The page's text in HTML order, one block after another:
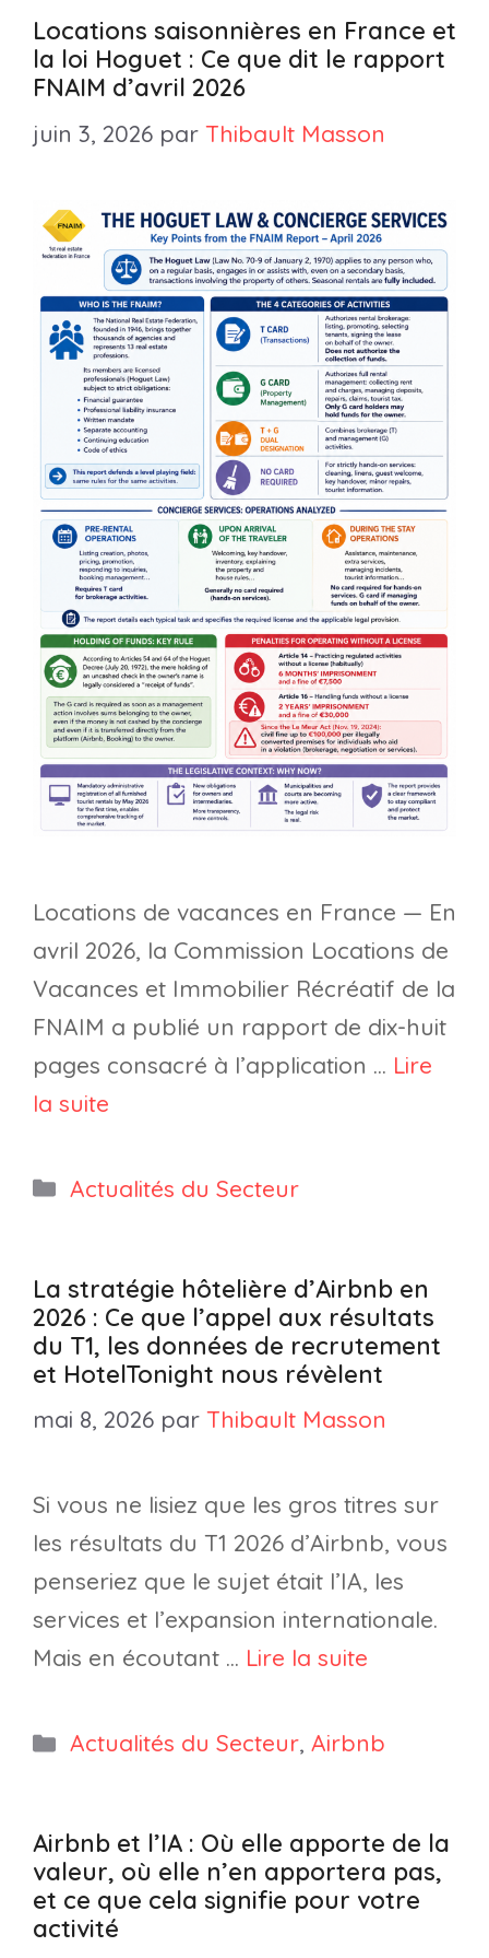
Locations saisonnières en France et
la loi Hoguet : Ce que dit le rapport
FNAIM d’avril 2026
juin 3, 2026 par Thibault Masson
Locations de vacances en France — En
avril 2026, la Commission Locations de
Vacances et Immobilier Récréatif de la
FNAIM a publié un rapport de dix-huit
pages consacré à l’application … Lire
la suite
Catégories
Actualités du Secteur
La stratégie hôtelière d’Airbnb en
2026 : Ce que l’appel aux résultats
du T1, les données de recrutement
et HotelTonight nous révèlent
mai 8, 2026 par Thibault Masson
Si vous ne lisiez que les gros titres sur
les résultats du T1 2026 d’Airbnb, vous
penseriez que le sujet était l’IA, les
services et l’expansion internationale.
Mais en écoutant … Lire la suite
Catégories
Actualités du Secteur, Airbnb
Airbnb et l’IA : Où elle apporte de la
valeur, où elle n’en apportera pas,
et ce que cela signifie pour votre
activité